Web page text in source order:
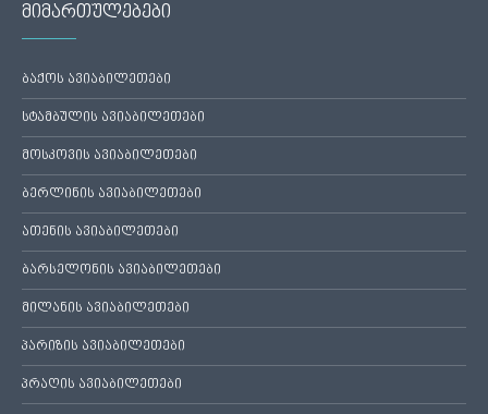
მიმართულებები
ბაქოს ავიაბილეთები
სტამბულის ავიაბილეთები
მოსკოვის ავიაბილეთები
ბერლინის ავიაბილეთები
ათენის ავიაბილეთები
ბარსელონის ავიაბილეთები
მილანის ავიაბილეთები
პარიზის ავიაბილეთები
პრაღის ავიაბილეთები